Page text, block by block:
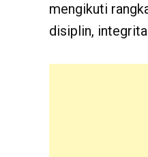
mengikuti
disiplin,